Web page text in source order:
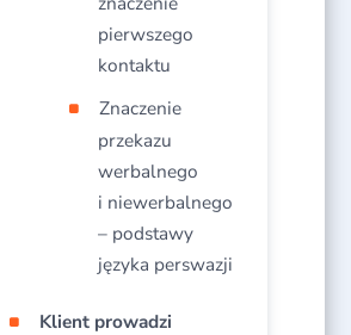
pierwszego
kontaktu​
Znaczenie
przekazu
werbalnego
i niewerbalnego
– podstawy
języka perswazji​
Klient prowadzi